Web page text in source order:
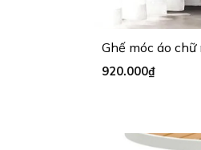
Ghế móc áo
920.000₫